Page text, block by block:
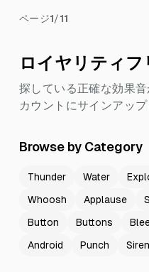
ページ1/11
ロイヤリティ
探している正確な効果
カウントにサインアッ
Browse by Category
Thunder Water
Whoosh
Applause
Button
Buttons
Android
Punch Siren